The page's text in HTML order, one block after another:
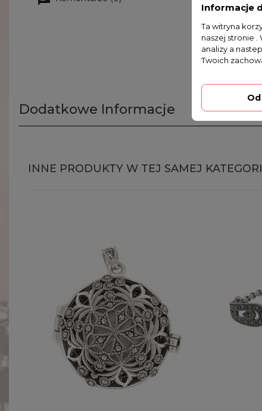
Dodatkowe Informacje
INNE PRODUKTY W TEJ SAMEJ
Informacje
Ta witryna
naszej stronie .
analizy a
Twoich